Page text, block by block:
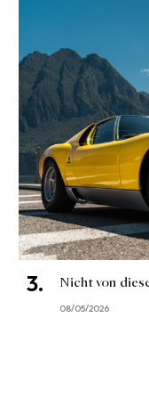
Nicht von
08/05/2026